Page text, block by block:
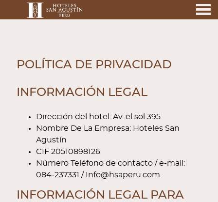
POLÍTICA DE PRIVACIDAD
INFORMACIÓN LEGAL
Dirección del hotel: Av. el sol 395
Nombre De La Empresa: Hoteles San
Agustín
CIF 20510898126
Número Teléfono de contacto / e-mail:
084-237331 /
Info@hsaperu.com
INFORMACIÓN LEGAL PARA